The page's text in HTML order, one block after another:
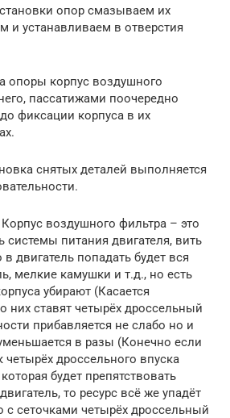
опор смазываем их
устанавливаем в отверстия
опоры корпус воздушного
пассатижами поочередно
фиксации корпуса в их
снятых деталей выполняется
воздушного фильтра – это
системы питания двигателя, вить
в двигатель попадать будет вся
мелкие камушки и т.д., но есть
убирают (Касается
них ставят четырёх дроссельный
прибавляется не слабо но и
в разы (Конечно если
дроссельного впуска
будет препятствовать
то ресурс всё же упадёт
с сеточками четырёх дроссельный